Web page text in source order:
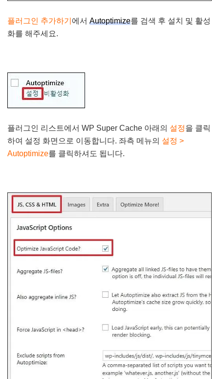
플러그인 추가하기 에서 Autoptimize를 검색 후 설치 및 활성
화를 해주세요.
플러그인 리스트에서 WP Super Cache 아래의 설정을 클릭
하여 설정 화면으로 이동합니다. 좌측 메뉴의 설정 >
Autoptimize를 클릭하셔도 됩니다.